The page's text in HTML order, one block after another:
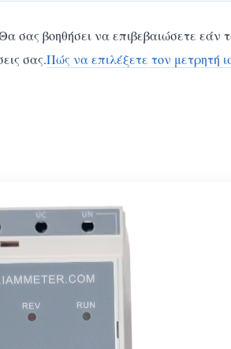
σας βοηθήσει να επιβεβαιώσετε εάν
σας.Πώς να επιλέξετε τον μετρητή